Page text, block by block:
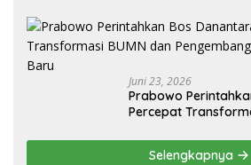
Juni 23, 2026
Prabowo
Percepat
Selengkapnya